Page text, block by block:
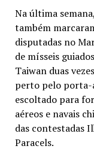
Na última
também
disputadas no
de mísseis
Taiwan duas
perto pelo porta-
escoltado para
aéreos e navais
das contestadas
Paracels.